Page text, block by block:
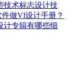
技术标志设计技
件做VI设计手册？
计专辑有哪些细